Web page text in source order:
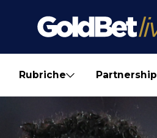
Rubriche Partnership